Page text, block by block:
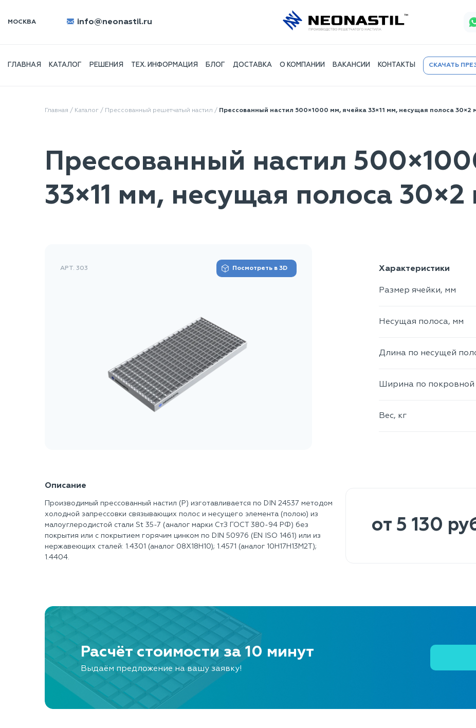
МОСКВА info@neonastil.ru
ГЛАВНАЯ КАТАЛОГ РЕШЕНИЯ ТЕХ. ИНФОРМАЦИЯ БЛОГ ДОСТАВКА О КОМПАНИИ ВАКАНСИИ КОНТАКТЫ СКАЧАТЬ
Главная / Каталог / Прессованный решетчатый настил / Прессованный настил 500×1000 мм, ячейка 33×11 мм, несущая полоса 30×2
Прессованный настил
33×11 мм, несущая полоса 30×2
АРТ. 303 Посмотреть в 3D Характеристики
Размер ячейки, мм
Несущая полоса, мм
Длина по несущей
Ширина по покровной
Вес, кг
Описание
Производимый прессованный настил (Р) изготавливается по DIN 24537 методом
холодной запрессовки связывающих полос и несущего элемента (полою) из
малоуглеродистой стали St 35-7 (аналог марки СтЗ ГОСТ 380-94 РФ) без
покрытия или с покрытием горячим цинком по DIN 50976 (EN ISO 1461) или из
нержавеющих сталей: 1.4301 (аналог 08X18Н10); 1.4571 (аналог 10Н17Н13М2Т);
1.4404.
от 5 130
Расчёт стоимости за 10 минут
Выдаём предложение на вашу заявку!